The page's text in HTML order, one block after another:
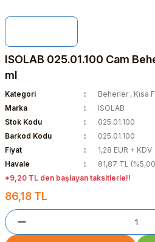
ISOLAB 025.01.100 Cam
ml
Kategori Beherler , Kısa
Marka
ISOLAB
Stok Kodu
025.01.100
Barkod Kodu
025.01.100
Fiyat
1,28 EUR + KDV
Havale
81,87 TL
*9,20 TL den başlayan taksitlerle!!
86,18 TL